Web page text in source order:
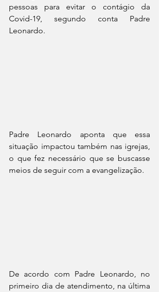
pessoas para evitar o contágio da
Covid-19, segundo conta Padre
Leonardo.
Padre Leonardo aponta que essa
situação impactou também nas igrejas,
o que fez necessário que se buscasse
meios de seguir com a evangelização.
De acordo com Padre Leonardo, no
primeiro dia de atendimento, na última